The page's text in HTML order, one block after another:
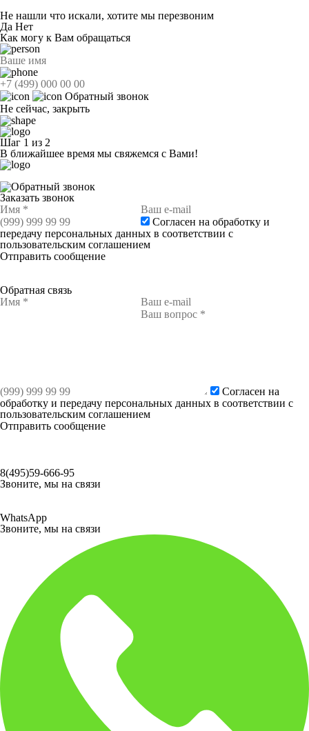
Не нашли что искали, хотите мы перезвоним
Да Нет
Как могу к Вам обращаться
Обратный звонок
Не сейчас, закрыть
Шаг 1 из 2
В ближайшее время мы свяжемся с Вами!
Заказать звонок
Согласен на обработку и
передачу персональных данных в соответствии с
пользовательским соглашением
Отправить сообщение
Обратная связь
Согласен на
обработку и передачу персональных данных в соответствии с
пользовательским соглашением
Отправить сообщение
8(495)59-666-95
Звоните, мы на связи
WhatsApp
Звоните, мы на связи